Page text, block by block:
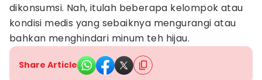
dikonsumsi. Nah, itulah beberapa kelompok atau
kondisi medis yang sebaiknya mengurangi atau
bahkan menghindari minum teh hijau.
Share Article